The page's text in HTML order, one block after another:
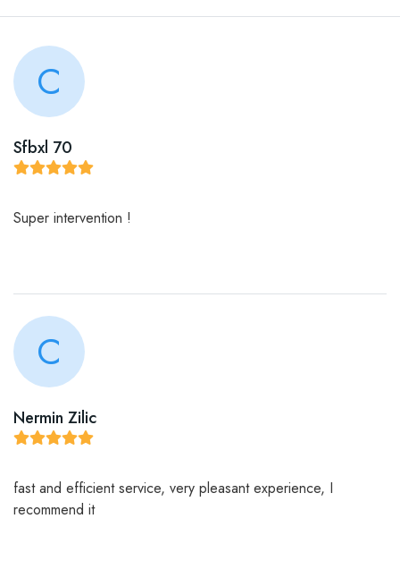
C
Sfbxl 70
Super intervention !
C
Nermin Zilic
fast and efficient service, very pleasant experience, I
recommend it